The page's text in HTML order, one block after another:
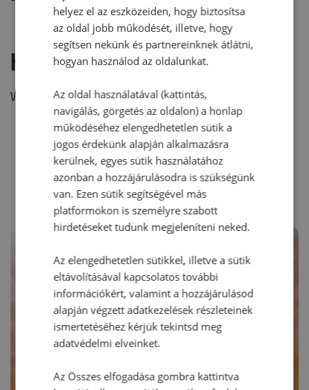
Hozzászólás írása
Vélemény írásához, kérjük,jelentkezz be!
RECEPTAJÁNLÓ
helyez el az eszközeiden, hogy biztosítsa
az oldal jobb működését, illetve, hogy
segítsen nekünk és partnereinknek átlátni,
hogyan használod az oldalunkat.
Az oldal használatával (kattintás,
navigálás, görgetés az oldalon) a honlap
működéséhez elengedhetetlen sütik a
jogos érdekünk alapján alkalmazásra
kerülnek, egyes sütik használatához
azonban a hozzájárulásodra is szükségünk
van. Ezen sütik segítségével más
platformokon is személyre szabott
hirdetéseket tudunk megjeleníteni neked.
Az elengedhetetlen sütikkel, illetve a sütik
eltávolításával kapcsolatos további
információkért, valamint a hozzájárulásod
alapján végzett adatkezelések részleteinek
ismertetéséhez kérjük tekintsd meg
adatvédelmi elveinket.
Az Összes elfogadása gombra kattintva